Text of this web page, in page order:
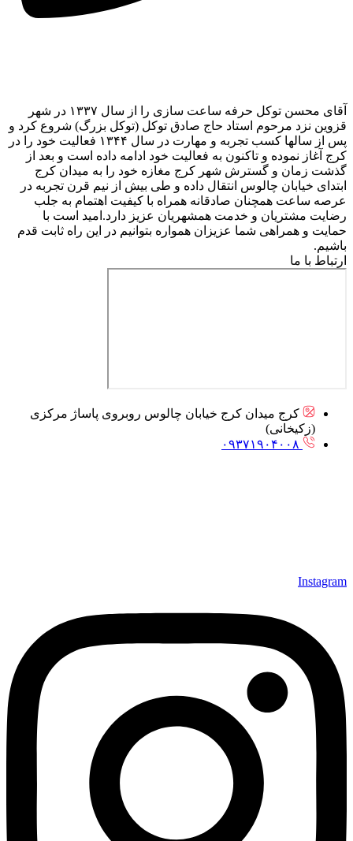
آقای محسن توکل حرفه ساعت سازی را از سال ۱۳۳۷ در شهر
قزوین نزد مرحوم استاد حاج صادق توکل (توکل بزرگ) شروع کرد و
پس از سالها کسب تجربه و مهارت در سال ۱۳۴۴ فعالیت خود را در
کرج آغاز نموده و تاکنون به فعالیت خود ادامه داده است و بعد از
گذشت زمان و گسترش شهر کرج مغازه خود را به میدان کرج
ابتدای خیابان چالوس انتقال داده و طی بیش از نیم قرن تجربه در
عرصه ساعت همچنان صادقانه همراه با کیفیت اهتمام به جلب
رضایت مشتریان و خدمت همشهریان عزیز دارد.امید است با
حمایت و همراهی شما عزیزان همواره بتوانیم در این راه ثابت قدم
باشیم.
ارتباط با ما
کرج میدان کرج خیابان چالوس روبروی پاساژ مرکزی
(زکیخانی)
۰۹۳۷۱۹۰۴۰۰۸
Instagram